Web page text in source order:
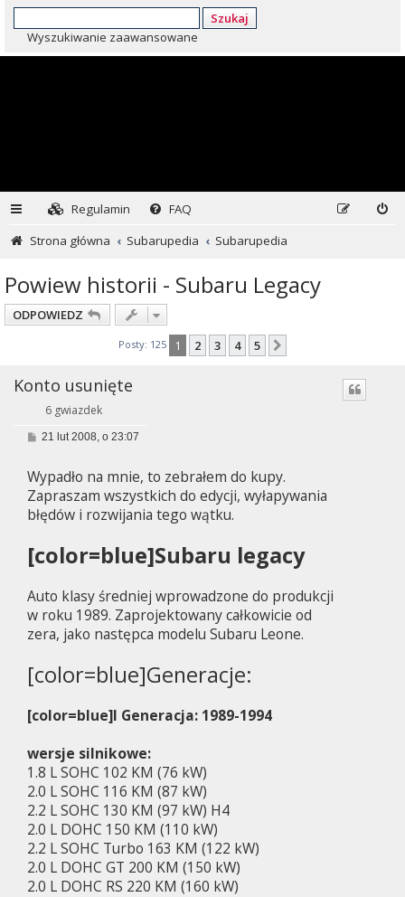
Szukaj
Wyszukiwanie zaawansowane
Regulamin
FAQ
Strona główna
Subarupedia Subarupedia
Powiew historii - Subaru Legacy
ODPOWIEDZ
Posty: 125 1 2 3 4 5
Konto usunięte
6 gwiazdek
P
t
21 lut 2008, o 23:07
Wypadło na mnie, to zebrałem do kupy.
Zapraszam wszystkich do edycji, wyłapywania
błędów i rozwijania tego wątku.
[color=blue]Subaru legacy
Auto klasy średniej wprowadzone do produkcji
w roku 1989. Zaprojektowany całkowicie od
zera, jako następca modelu Subaru Leone.
[color=blue]Generacje:
[color=blue]I Generacja: 1989-1994
wersje silnikowe:
1.8 L SOHC 102 KM (76 kW)
2.0 L SOHC 116 KM (87 kW)
2.2 L SOHC 130 KM (97 kW) H4
2.0 L DOHC 150 KM (110 kW)
2.2 L SOHC Turbo 163 KM (122 kW)
2.0 L DOHC GT 200 KM (150 kW)
2.0 L DOHC RS 220 KM (160 kW)